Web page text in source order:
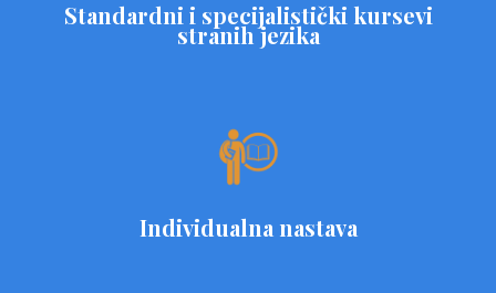
Standardni i specijalistički kursevi
stranih jezika
Individualna nastava